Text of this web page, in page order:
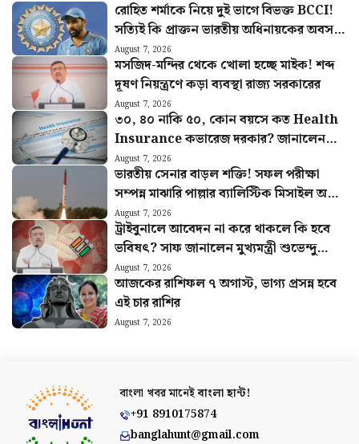
রোহিত শর্মাকে নিয়ে দুই ভাগে বিভক্ত BCCI!
সত্যিই কি প্রাক্তন ভারতীয় অধিনায়কের অবসর
চাইছে বোর্ড
August 7, 2026
মসজিদ-মন্দির থেকে খোলা হচ্ছে মাইক! শব্দ
দূষণ নিয়ন্ত্রণে কড়া ব্যবস্থা রাজ্য সরকারের
August 7, 2026
৩০, ৪০ নাকি ৫০, কোন বয়সে কত Health
Insurance কভারেজ দরকার? জানালেন
বিশেষজ্ঞরা
August 7, 2026
ভারতীয় সেনার বাড়ল শক্তি! সফল পরীক্ষা
সম্পন্ন মাঝারি পাল্লার ব্যালিস্টিক মিসাইল অগ্নি
৪-এর
August 7, 2026
ট্রাইবুনালে আবেদন না করে থাকলে কি হবে
ভবিষৎ? সাফ জানালেন মুখ্যমন্ত্রী শুভেন্দু
অধিকারী
August 7, 2026
আজকের রাশিফল ৭ অগাস্ট, ভাগ্য প্রসন্ন হবে
এই চার রাশির
August 7, 2026
বাংলা খবর মানেইবাংলা হান্ট!
+91 8910175874
banglahunt@gmail.com